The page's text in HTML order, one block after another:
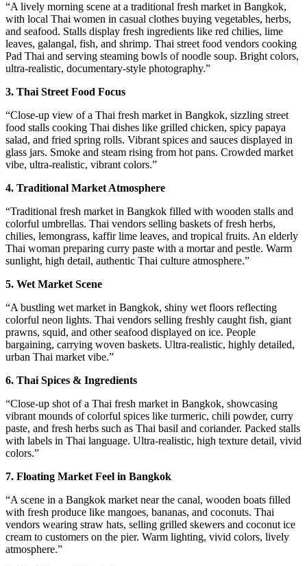
“A lively morning scene at a traditional fresh market in Bangkok,
with local Thai women in casual clothes buying vegetables, herbs,
and seafood. Stalls display fresh ingredients like red chilies, lime
leaves, galangal, fish, and shrimp. Thai street food vendors cooking
Pad Thai and serving steaming bowls of noodle soup. Bright colors,
ultra-realistic, documentary-style photography.”
3. Thai Street Food Focus
“Close-up view of a Thai fresh market in Bangkok, sizzling street
food stalls cooking Thai dishes like grilled chicken, spicy papaya
salad, and fried spring rolls. Vibrant spices and sauces displayed in
glass jars. Smoke and steam rising from hot pans. Crowded market
vibe, ultra-realistic, vibrant colors.”
4. Traditional Market Atmosphere
“Traditional fresh market in Bangkok filled with wooden stalls and
colorful umbrellas. Thai vendors selling baskets of fresh herbs,
chilies, lemongrass, kaffir lime leaves, and tropical fruits. An elderly
Thai woman preparing curry paste with a mortar and pestle. Warm
sunlight, high detail, authentic Thai culture atmosphere.”
5. Wet Market Scene
“A bustling wet market in Bangkok, shiny wet floors reflecting
colorful neon lights. Thai vendors selling freshly caught fish, giant
prawns, squid, and other seafood displayed on ice. People
bargaining, carrying woven baskets. Ultra-realistic, highly detailed,
urban Thai market vibe.”
6. Thai Spices & Ingredients
“Close-up shot of a Thai fresh market in Bangkok, showcasing
vibrant mounds of colorful spices like turmeric, chili powder, curry
paste, and fresh herbs such as Thai basil and coriander. Packed stalls
with labels in Thai language. Ultra-realistic, high texture detail, vivid
colors.”
7. Floating Market Feel in Bangkok
“A scene in a Bangkok market near the canal, wooden boats filled
with fresh produce like mangoes, bananas, and coconuts. Thai
vendors wearing straw hats, selling grilled skewers and coconut ice
cream to customers on the pier. Warm lighting, vivid colors, lively
atmosphere.”